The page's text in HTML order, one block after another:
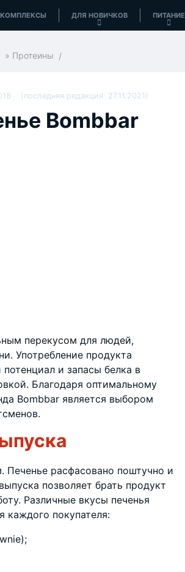
КОМПЛЕКСЫ ДЛЯ НОВИЧКОВ ПИТАНИЕ
» Протеины
(последняя редакция: 27.11.2021)
Bombbar
перекусом для людей,
Употребление продукта
потенциал и запасы белка в
Благодаря оптимальному
Bombbar является выбором
Печенье расфасовано поштучно и
позволяет брать продукт
Различные вкусы печенья
каждого покупателя: